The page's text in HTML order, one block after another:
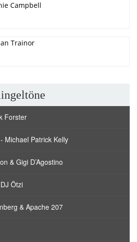
Campbell
Trainor
Forster
Michael Patrick Kelly
& Gigi D’Agostino
Ötzi
& Apache 207